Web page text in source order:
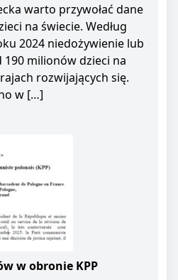
warto przywołać dane
na świecie. Według
2024 niedożywienie lub
190 milionów dzieci na
rozwijających się.
w […]
w obronie KPP